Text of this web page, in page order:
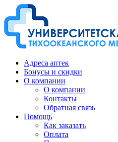
Адреса аптек
Бонусы и скидки
О компании
О компании
Контакты
Обратная связь
Помощь
Как заказать
Оплата